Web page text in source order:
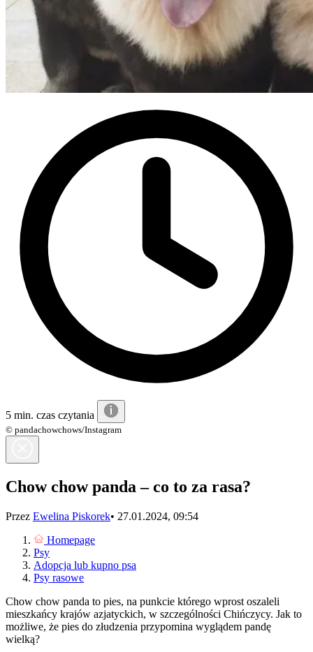
5 min. czas czytania
© pandachowchows/Instagram
Chow chow panda – co to za rasa?
Przez Ewelina Piskorek• 27.01.2024, 09:54
Homepage
Psy
Adopcja lub kupno psa
Psy rasowe
Chow chow panda to pies, na punkcie którego wprost oszaleli
mieszkańcy krajów azjatyckich, w szczególności Chińczycy. Jak to
możliwe, że pies do złudzenia przypomina wyglądem pandę
wielką?